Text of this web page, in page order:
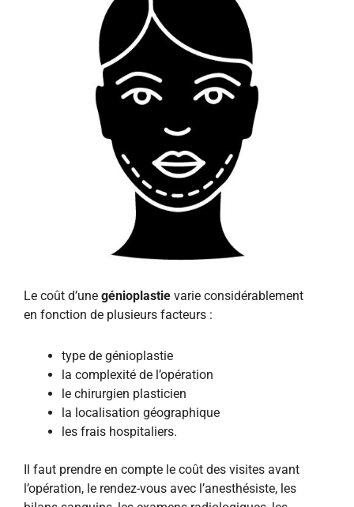
Le coût d’une génioplastie varie considérablement
en fonction de plusieurs facteurs :
type de génioplastie
la complexité de l’opération
le chirurgien plasticien
la localisation géographique
les frais hospitaliers.
Il faut prendre en compte le coût des visites avant
l’opération, le rendez-vous avec l’anesthésiste, les